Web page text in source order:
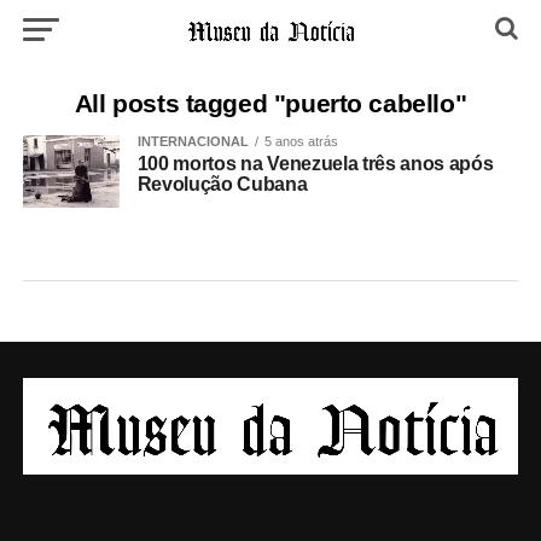
All posts tagged "puerto cabello"
INTERNACIONAL 5 anos atrás
100 mortos na Venezuela três anos após
Revolução Cubana